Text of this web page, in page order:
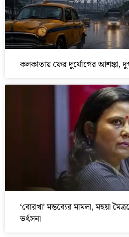
কলকাতায় ফের দুর্যোগের আশঙ্কা,
‘বোরখা’ মন্তব্যের মামলা, মহুয়া
ভর্ৎসনা